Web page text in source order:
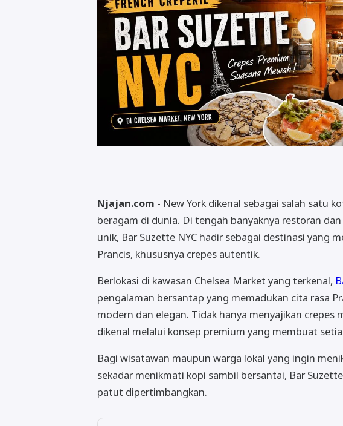
Njajan.com - New York dikenal sebagai salah satu
beragam di dunia. Di tengah banyaknya restoran
unik, Bar Suzette NYC hadir sebagai destinasi yang
Prancis, khususnya crepes autentik.
Berlokasi di kawasan Chelsea Market yang terkenal,
pengalaman bersantap yang memadukan cita rasa
modern dan elegan. Tidak hanya menyajikan
dikenal melalui konsep premium yang membuat
Bagi wisatawan maupun warga lokal yang ingin
sekadar menikmati kopi sambil bersantai, Bar
patut dipertimbangkan.